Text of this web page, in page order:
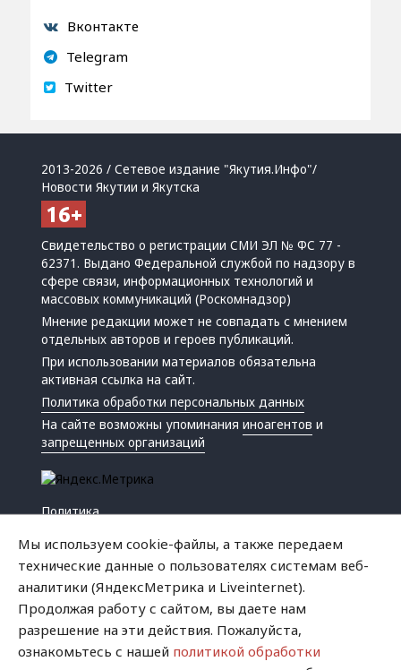
Вконтакте
Telegram
Twitter
2013-2026 / Сетевое издание "Якутия.Инфо"/
Новости Якутии и Якутска
Свидетельство о регистрации СМИ ЭЛ № ФС 77 -
62371. Выдано Федеральной службой по надзору в
сфере связи, информационных технологий и
массовых коммуникаций (Роскомнадзор)
Мнение редакции может не совпадать с мнением
отдельных авторов и героев публикаций.
При использовании материалов обязательна
активная ссылка на сайт.
Политика обработки персональных данных
На сайте возможны упоминанияиноагентов и
запрещенных организаций
Политика
Криминал
Мы используем cookie-файлы, а также передаем
технические данные о пользователях системам веб-
аналитики (ЯндексМетрика и Liveinternet).
Продолжая работу с сайтом, вы даете нам
разрешение на эти действия. Пожалуйста,
ознакомьтесь с нашей политикой обработки